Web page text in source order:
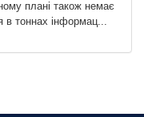
плані також немає
в тоннах інформац...